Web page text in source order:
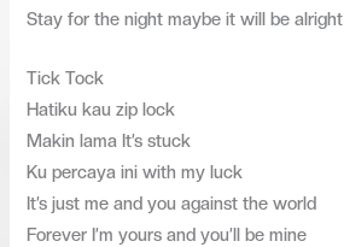
Stay for the night maybe it will be alright
Tick Tock
Hatiku kau zip lock
Makin lama It’s stuck
Ku percaya ini with my luck
It’s just me and you against the world
Forever I’m yours and you’ll be mine